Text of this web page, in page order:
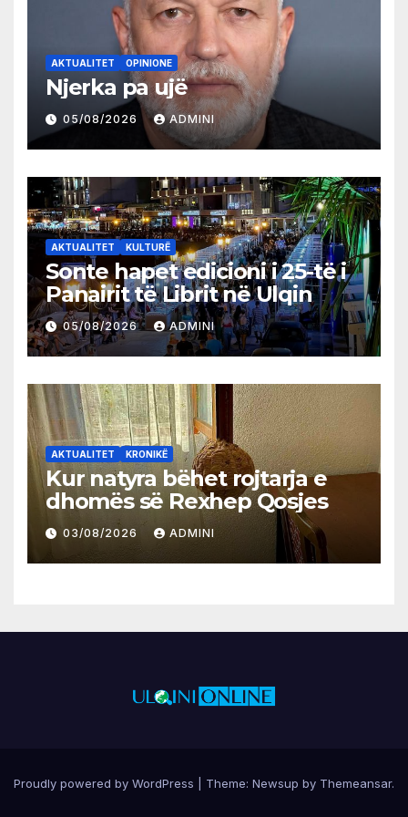
AKTUALITET OPINIONE
Njerka pa ujë
05/08/2026 ADMINI
AKTUALITET KULTURË
Sonte hapet edicioni i 25-të i
Panairit të Librit në Ulqin
05/08/2026 ADMINI
AKTUALITET KRONIKË
Kur natyra bëhet rojtarja e
dhomës së Rexhep Qosjes
03/08/2026 ADMINI
Proudly powered by WordPress Theme: Newsup by Themeansar.